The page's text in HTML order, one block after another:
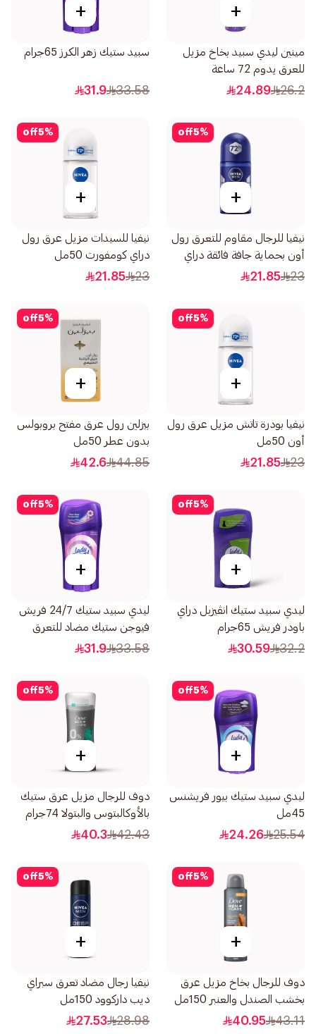
+
مينين ليدي سبيد بخاخ مزيل
للعرق يدوم 72 ساعة
لامتصاص الكربون 150مل
26.2
24.89
+
سبيد ستيك زهر الكرز 65جرام
33.58
31.9
5%
off
+
نيفيا للرجال مقاوم للتعرق رول
أون بحماية جافة فائقة دراي
إمباكت 50مل
23
21.85
5%
off
+
نيفيا للسيدات مزيل عرق رول
دراي كومفورت 50مل
23
21.85
5%
off
+
نيفيا بودرة تاتش مزيل عرق رول
أون 50مل
23
21.85
5%
off
+
بيزلين رول عرق مفتح بروبولس
بدون عطر 50مل
44.85
42.6
5%
off
+
ليدي سبيد ستيك انڤيزبل دراي
باودر فريش 65جرام
32.2
30.59
5%
off
+
ليدي سبيد ستيك 24/7 فريش
فيوجن ستيك مضاد للتعرق
والروائح الغير محببة 65جرام
33.58
31.9
5%
off
+
ليدي سبيد ستيك بيور فريشنس
45مل
25.54
24.26
5%
off
+
دوف للرجال مزيل عرق ستيك
بالأوكالبتوس والبتولا 74جرام
42.43
40.3
5%
off
+
دوف للرجال بخاخ مزيل عرق
بخشب الصندل والعنبر 150مل
43.11
40.95
5%
off
+
نيفيا رجال مضاد تعرق سبراي
ديب داركوود 150مل
28.98
27.53